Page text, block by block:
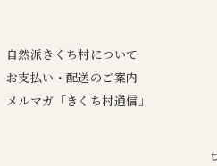
自然派きくち村について
お支払い・配送のご案内
メルマガ「きくち村通信」